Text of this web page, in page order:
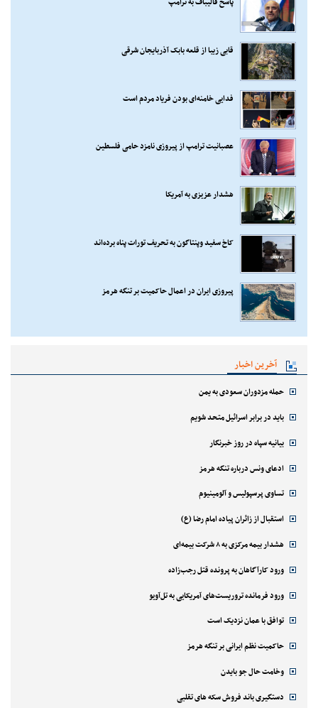
قابی زیبا از قلعه بابک آذربایجان شرقی
فدایی خامنه‌ای بودن فریاد مردم است
عصبانیت ترامپ از پیروزی نامزد حامی فلسطین
هشدار عزیزی به آمریکا
کاخ سفید وپنتاگون به تحریف تورات پناه برده‌اند
پیروزی ایران در اعمال حاکمیت بر تنگه هرمز
آخرین اخبار
حمله مزدوران سعودی به یمن
باید در برابر اسرائیل متحد شویم
بیانیه سپاه در روز خبرنگار
ادعای ونس درباره تنگه هرمز
تساوی پرسپولیس و آلومینیوم
استقبال از زائران پیاده امام رضا (ع)
هشدار بیمه مرکزی به ۸ شرکت بیمه‌ای
ورود کارآگاهان به پرونده قتل رجب‌زاده
ورود فرمانده تروریست‌های آمریکایی به تل‌آویو
توافق با عمان نزدیک است
حاکمیت نظم ایرانی بر تنگه هرمز
وخامت حال جو بایدن
دستگیری باند فروش سکه های تقلبی